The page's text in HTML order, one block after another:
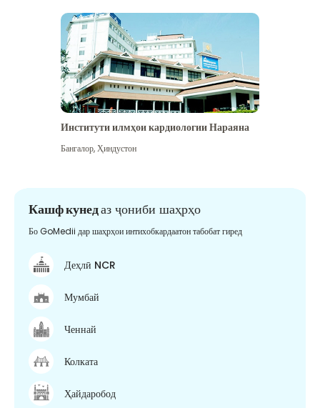
Институти илмҳои кардиологии Нараяна
Бангалор,Ҳиндустон
Кашф кунедаз ҷониби шаҳрҳо
Бо GoMedii дар шаҳрҳои интихобкардаатон табобат гиред
Деҳлӣ NCR
Мумбай
Ченнай
Колката
Ҳайдаробод